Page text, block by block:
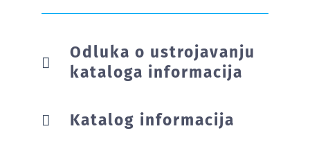
Odluka o ustrojavanju
kataloga informacija
Katalog informacija